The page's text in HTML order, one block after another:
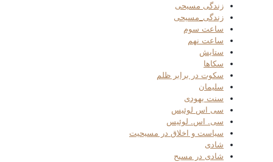
زندگی مسیحی
زندگی_مسیحی
ساعت سوم
ساعت نهم
ستایش
سکاها
سکوت در برابر ظلم
سلیمان
سنت یهودی
سی اس لوئیس
سی. اس. لوئیس
سیاست و اخلاق در مسیحیت
شادی
شادی در مسیح